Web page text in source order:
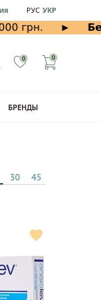
РУС УКР
0 0
БРЕНДЫ
30 45